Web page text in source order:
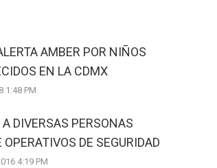
AMBER POR NIÑOS
EN LA CDMX
1:48 PM
DIVERSAS PERSONAS
DE SEGURIDAD
4:19 PM